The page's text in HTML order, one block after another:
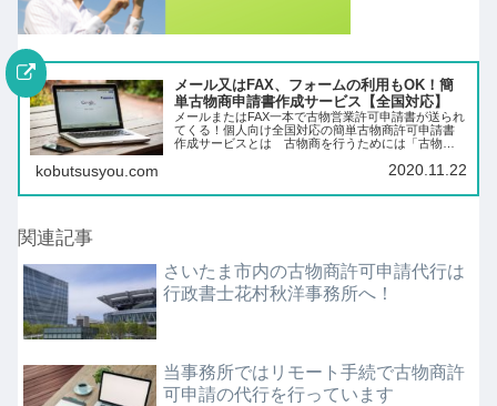
メール又はFAX、フォームの利用もOK！簡
単古物商申請書作成サービス【全国対応】
メールまたはFAX一本で古物営業許可申請書が送られ
てくる！個人向け全国対応の簡単古物商許可申請書
作成サービスとは 古物商を行うためには「古物営
所の所在地を管轄する警察署の古物商担当課へ作成
kobutsusyou.com 2020.11.22
関連記事
さいたま市内の古物商許可申請代行は
行政書士花村秋洋事務所へ！
当事務所ではリモート手続で古物商許
可申請の代行を行っています